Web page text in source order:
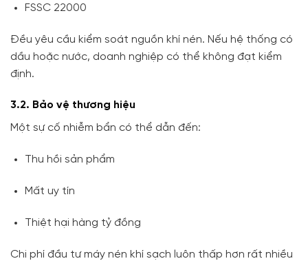
FSSC 22000
Đều yêu cầu kiểm soát nguồn khí nén. Nếu hệ thống có
dầu hoặc nước, doanh nghiệp có thể không đạt kiểm
định.
3.2. Bảo vệ thương hiệu
Một sự cố nhiễm bẩn có thể dẫn đến:
Thu hồi sản phẩm
Mất uy tín
Thiệt hại hàng tỷ đồng
Chi phí đầu tư máy nén khí sạch luôn thấp hơn rất nhiều